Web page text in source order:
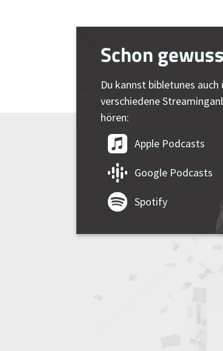
Schon
Du kannst bibletunes auch
verschiedene
hören:
Apple Podcasts
Google Podcasts
Spotify